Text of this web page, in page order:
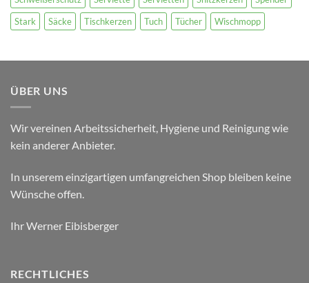
Stark
Säcke Tischkerzen Tuch Tücher Wischmopp
ÜBER UNS
Wir vereinen Arbeitssicherheit, Hygiene und Reinigung wie
kein anderer Anbieter.
In unserem einzigartigen umfangreichen Shop bleiben keine
Wünsche offen.
Ihr Werner Eibisberger
RECHTLICHES